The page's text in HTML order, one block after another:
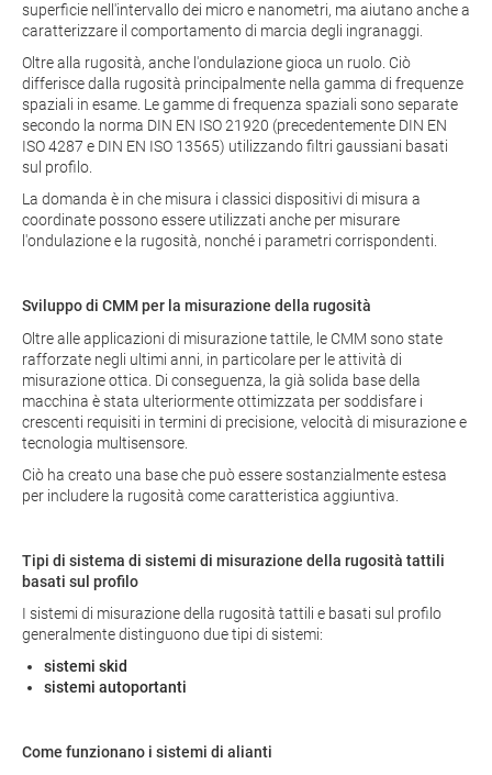
superficie nell'intervallo dei micro e nanometri, ma aiutano anche a
caratterizzare il comportamento di marcia degli ingranaggi.
Oltre alla rugosità, anche l'ondulazione gioca un ruolo. Ciò
differisce dalla rugosità principalmente nella gamma di frequenze
spaziali in esame. Le gamme di frequenza spaziali sono separate
secondo la norma DIN EN ISO 21920 (precedentemente DIN EN
ISO 4287 e DIN EN ISO 13565) utilizzando filtri gaussiani basati
sul profilo.
La domanda è in che misura i classici dispositivi di misura a
coordinate possono essere utilizzati anche per misurare
l'ondulazione e la rugosità, nonché i parametri corrispondenti.
Sviluppo di CMM per la misurazione della rugosità
Oltre alle applicazioni di misurazione tattile, le CMM sono state
rafforzate negli ultimi anni, in particolare per le attività di
misurazione ottica. Di conseguenza, la già solida base della
macchina è stata ulteriormente ottimizzata per soddisfare i
crescenti requisiti in termini di precisione, velocità di misurazione e
tecnologia multisensore.
Ciò ha creato una base che può essere sostanzialmente estesa
per includere la rugosità come caratteristica aggiuntiva.
Tipi di sistema di sistemi di misurazione della rugosità tattili
basati sul profilo
I sistemi di misurazione della rugosità tattili e basati sul profilo
generalmente distinguono due tipi di sistemi:
sistemi skid
sistemi autoportanti
Come funzionano i sistemi di alianti